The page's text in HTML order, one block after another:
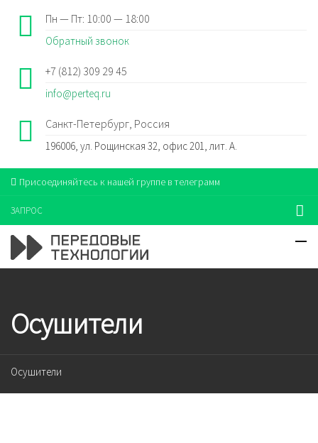
Пн — Пт: 10:00 — 18:00
Обратный звонок
+7 (812) 309 29 45
info@perteq.ru
Санкт-Петербург, Россия
196006, ул. Рощинская 32, офис 201, лит. А.
Присоединяйтесь к нашей группе в телеграмм
ЗАПРОС
Осушители
Осушители